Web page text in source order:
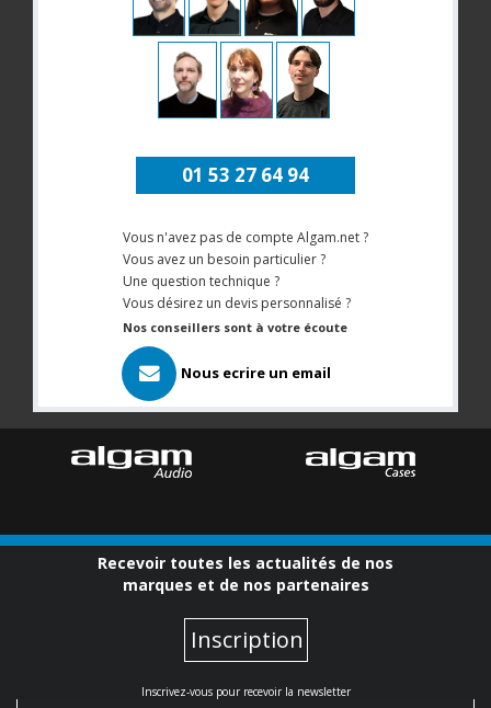
01 53 27 64 94
Vous n'avez pas de compte Algam.net ?
Vous avez un besoin particulier ?
Une question technique ?
Vous désirez un devis personnalisé ?
Nos conseillers sont à votre écoute
Nous ecrire un email
Recevoir toutes les actualités de nos
marques et de nos partenaires
Inscription
Inscrivez-vous pour recevoir la newsletter